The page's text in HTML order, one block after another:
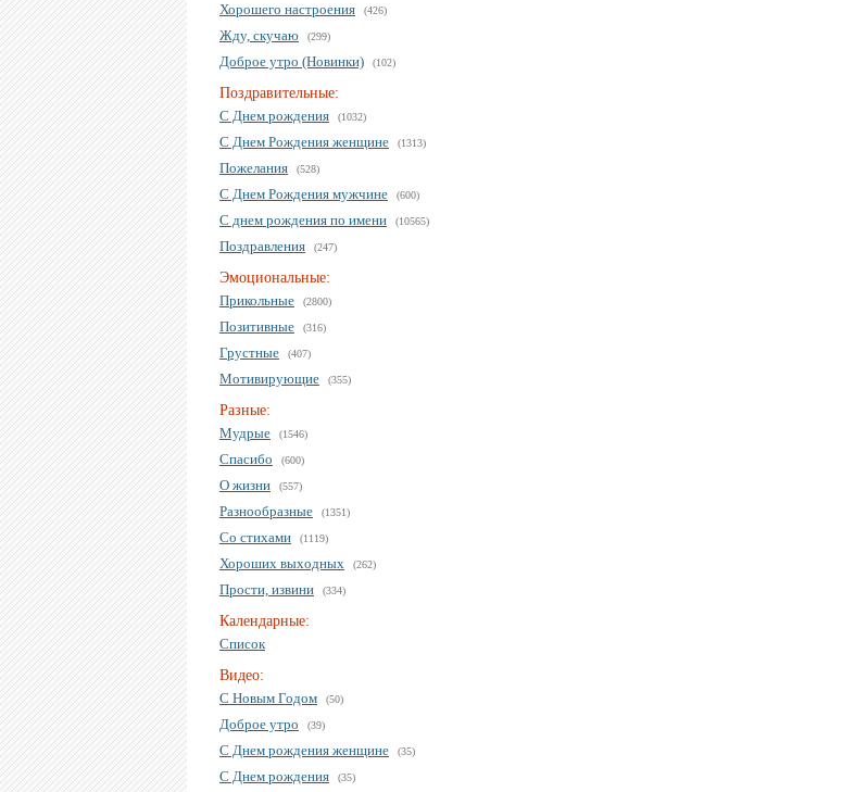
Хорошего настроения (426)
Жду, скучаю (299)
Доброе утро (Новинки) (102)
Поздравительные:
С Днем рождения
(1032)
С Днем Рождения женщине (1313)
Пожелания (528)
С Днем Рождения мужчине (600)
С днем рождения по имени (10565)
Поздравления (247)
Эмоциональные:
Прикольные
(2800)
Позитивные (316)
Грустные (407)
Мотивирующие (355)
Разные:
Мудрые
(1546)
Спасибо (600)
О жизни (557)
Разнообразные (1351)
Со стихами (1119)
Хороших выходных (262)
Прости, извини (334)
Календарные:
Список
Видео:
С Новым Годом
(50)
Доброе утро (39)
С Днем рождения женщине (35)
С Днем рождения (35)